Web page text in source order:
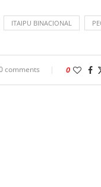
ITAIPU BINACIONAL
comments 0